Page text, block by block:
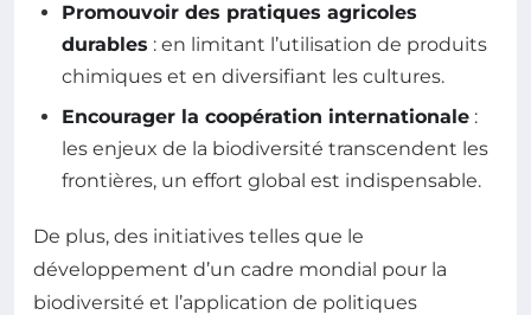
Promouvoir des pratiques agricoles
durables : en limitant l’utilisation de produits
chimiques et en diversifiant les cultures.
Encourager la coopération internationale :
les enjeux de la biodiversité transcendent les
frontières, un effort global est indispensable.
De plus, des initiatives telles que le
développement d’un cadre mondial pour la
biodiversité et l’application de politiques